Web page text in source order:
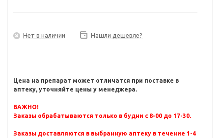
Нет в наличии Нашли дешевле?
Цена на препарат может отличатся при поставке в
аптеку, уточняйте цены у менеджера.
ВАЖНО!
Заказы обрабатываются только в будни с 8-00 до 17-30.
Заказы доставляются в выбранную аптеку в течение 1-4